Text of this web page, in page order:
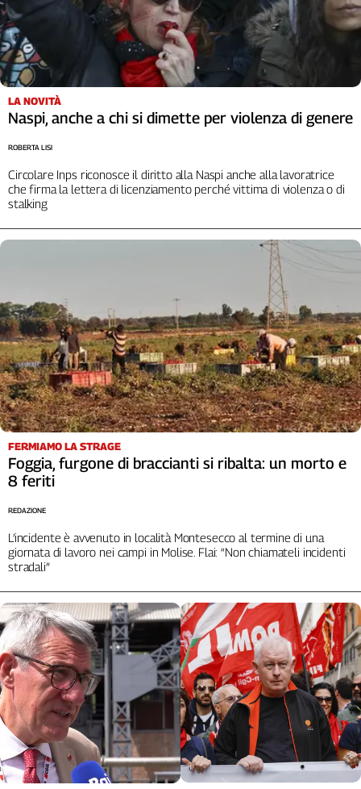
Liguria
Lombardia
Marche
Piemonte
Puglia
Sardegna
Sicilia
Toscana
Trentino
Umbria
D'Aosta
Storico
1955-
2014
Cerca
Contatti
La
Newsletter
Social
LA NOVITÀ
Naspi, anche a chi si dimette per violenza di genere
Circolare Inps riconosce il diritto alla Naspi anche alla lavoratrice
che firma la lettera di licenziamento perché vittima di violenza o di
stalking
ROBERTA LISI
FERMIAMO LA STRAGE
Foggia, furgone di braccianti si ribalta: un morto e
8 feriti
L’incidente è avvenuto in località Montesecco al termine di una
giornata di lavoro nei campi in Molise. Flai: “Non chiamateli incidenti
stradali”
REDAZIONE